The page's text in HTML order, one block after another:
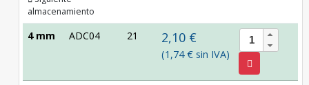
almacenamiento
4 mm ADC04 21 2,10 €
(1,74 € sin IVA)